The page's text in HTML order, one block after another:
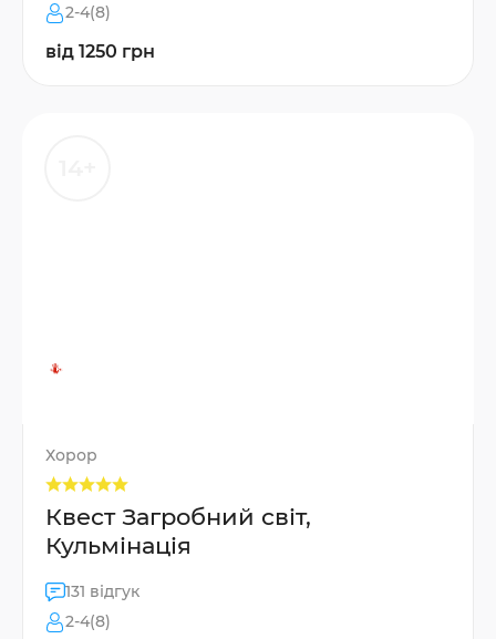
2-4(8)
від 1250 грн
Хорор
Квест Загробний світ,
Кульмінація
131 відгук
2-4(8)